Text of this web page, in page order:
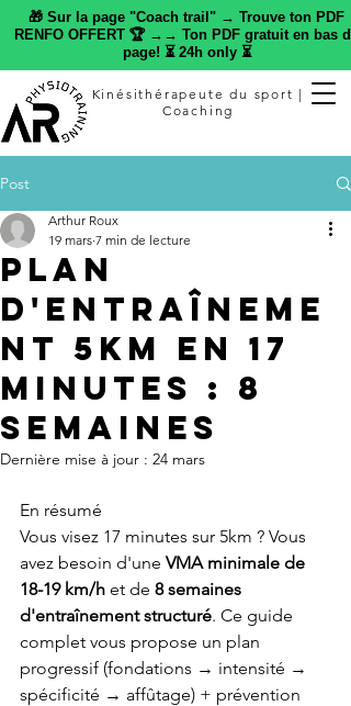
🎁 Sur la page "Coach trail" → Trouve ton PDF
RENFO OFFERT 🏆 →→ Ton PDF gratuit en bas de
page! ⏳ 24h only ⏳
Kinésithérapeute du sport |
Coaching
Post
Plan
d'entraîneme
nt 5km en 17
minutes : 8
semaines
Arthur Roux
19 mars 7 min de lecture
Dernière mise à jour : 24 mars
En résumé
Vous visez 17 minutes sur 5km ? Vous
avez besoin d'une VMA minimale de
18-19 km/h et de 8 semaines
d'entraînement structuré. Ce guide
complet vous propose un plan
progressif (fondations → intensité →
spécificité → affûtage) + prévention